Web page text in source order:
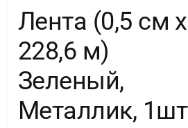
Лента (0,5 см х
228,6 м)
Зеленый,
Металлик, 1шт